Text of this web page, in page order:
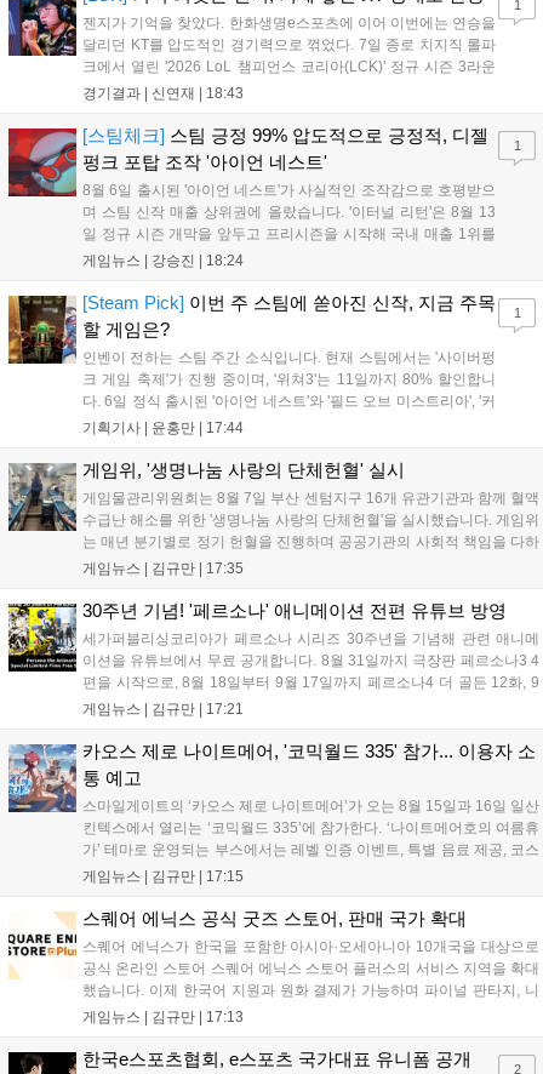
젠지가 기억을 찾았다. 한화생명e스포츠에 이어 이번에는 연승을
달리던 KT를 압도적인 경기력으로 꺾었다. 7일 종로 치지직 롤파
크에서 열린 '2026 LoL 챔피언스 코리아(LCK)' 정규 시즌 3라운
드 레전드 그룹, kt 롤스터와 젠지 e스포츠의 대결에서 젠지가 압
기억을 되찾기라도 한 듯 1,...
경기결과 | 신연재 18:43
1
[스팀체크] 스팀 긍정 99% 압도적으로 긍정적, 디젤
펑크 포탑 조작 '아이언 네스트'
8월 6일 출시된 '아이언 네스트'가 사실적인 조작감으로 호평받으
며 스팀 신작 매출 상위권에 올랐습니다. '이터널 리턴'은 8월 13
일 정규 시즌 개막을 앞두고 프리시즌을 시작해 국내 매출 1위를
기록했습니다. 25주년을 맞은 '고스트 리콘' 시리즈는 8월 6일 쇼
'마블 투혼: 파이팅 소울즈'와 레트로 수리 시뮬레이션 '리스토
리'도 스팀에 정식 출시되었습니다....
게임뉴스 | 강승진 18:24
1
[Steam Pick] 이번 주 스팀에 쏟아진 신작, 지금 주목
할 게임은?
인벤이 전하는 스팀 주간 소식입니다. 현재 스팀에서는 '사이버펑
크 게임 축제'가 진행 중이며, '위쳐3'는 11일까지 80% 할인합니
다. 6일 정식 출시된 '아이언 네스트'와 '필드 오브 미스트리아', '커
세어 코브'가 호평받고 있습니다. 한편, 7일 출시된 '마블 투혼'은
다. 유비소프트의 '고스트리콘: 와일드랜드'는 7년 만의 대규모 업
데이트 '라스트 라이츠'와 함께 95% 할인 중입니다....
기획기사 | 윤홍만 17:44
1
게임위, '생명나눔 사랑의 단체헌혈' 실시
게임물관리위원회는 8월 7일 부산 센텀지구 16개 유관기관과 함께 혈액
수급난 해소를 위한 '생명나눔 사랑의 단체헌혈'을 실시했습니다. 게임위
는 매년 분기별로 정기 헌혈을 진행하며 공공기관의 사회적 책임을 다하
고 있으며, 이번 행사에는 영화진흥위원회 등 14개 기관 임직원이 동참
따뜻한 실천에 참여한 모든 임직원에게 감사의 뜻을 전하며 헌혈 문화
확산에 앞장섰습니다....
게임뉴스 | 김규만 17:35
30주년 기념! '페르소나' 애니메이션 전편 유튜브 방영
세가퍼블리싱코리아가 페르소나 시리즈 30주년을 기념해 관련 애니메
이션을 유튜브에서 무료 공개합니다. 8월 31일까지 극장판 페르소나3 4
편을 시작으로, 8월 18일부터 9월 17일까지 페르소나4 더 골든 12화, 9
월 15일부터 10월 14일까지 페르소나5 시리즈가 순차 공개됩니다. 또한
영상 및 대형 전광판에 소개될 예정입니다....
게임뉴스 | 김규만 17:21
카오스 제로 나이트메어, '코믹월드 335' 참가... 이용자 소
통 예고
스마일게이트의 ‘카오스 제로 나이트메어’가 오는 8월 15일과 16일 일산
킨텍스에서 열리는 ‘코믹월드 335’에 참가한다. ‘나이트메어호의 여름휴
가’ 테마로 운영되는 부스에서는 레벨 인증 이벤트, 특별 음료 제공, 코스
프레 모델 포토존 등 다채로운 행사가 진행된다. 유명 코스어 7인이 캐릭
세한 정보는 공식 커뮤니티에서 확인 가능하다....
게임뉴스 | 김규만 17:15
스퀘어 에닉스 공식 굿즈 스토어, 판매 국가 확대
스퀘어 에닉스가 한국을 포함한 아시아·오세아니아 10개국을 대상으로
공식 온라인 스토어 스퀘어 에닉스 스토어 플러스의 서비스 지역을 확대
했습니다. 이제 한국어 지원과 원화 결제가 가능하며 파이널 판타지, 니
어 등 주요 게임의 피규어, 굿즈를 구매할 수 있습니다. 신상품이 순차적
용 가능합니다....
게임뉴스 | 김규만 17:13
한국e스포츠협회, e스포츠 국가대표 유니폼 공개 2